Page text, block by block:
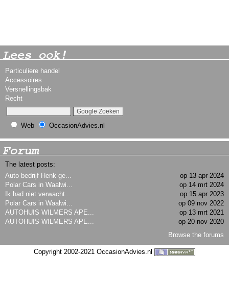
Lees ook!
Particuliere handel
Accessoires
Versnellingsbak
Recht
Web OccasionAdvies.nl
Forum
The latest posts:
op 13 apr 2024
Auto bedrijf Henk ge...
op 14 mrt 2024
Polar Cars in Waalwi...
op 15 apr 2023
Ik had niet verwacht...
op 09 nov 2022
Polar Cars in Waalwi...
op 13 mrt 2021
AUTOHUIS WILMERS APE...
op 20 nov 2020
AUTOHUIS WILMERS APE...
Browse the forums
Copyright 2002-2021 OccasionAdvies.nl